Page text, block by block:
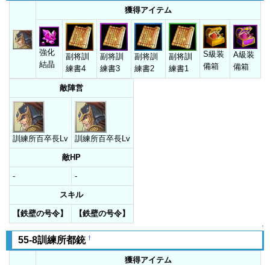
獲得アイテム
強化
結晶
副将訓
練書4
副将訓
練書3
副将訓
練書2
副将訓
練書1
S級装
備箱
A級装
備箱
敵陣営
訓練所百卒長Lv 訓練所百卒長Lv
敵HP
- -
スキル
【鉄壁の号令】 【鉄壁の号令】
↑
55-8訓練所都銃 †
獲得アイテム